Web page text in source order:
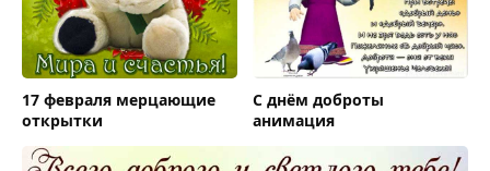
17 февраля мерцающие
открытки
С днём доброты
анимация